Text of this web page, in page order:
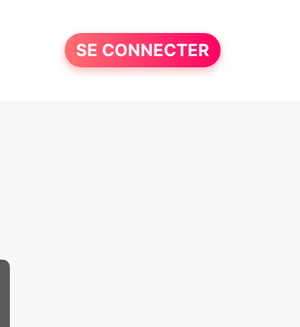
SE CONNECTER